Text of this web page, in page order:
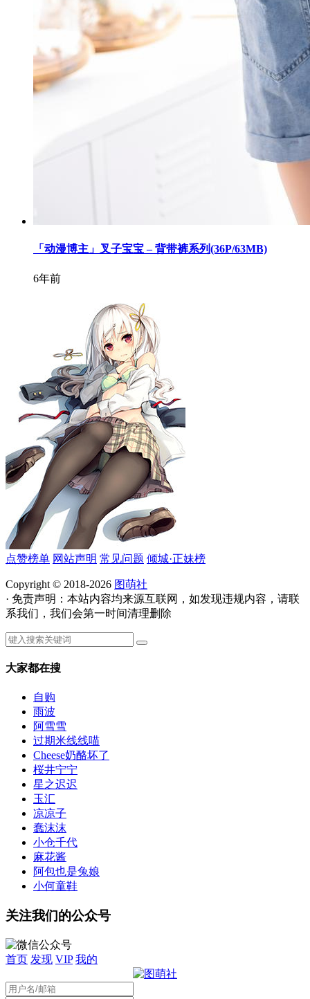
「动漫博主」叉子宝宝 – 背带裤系列(36P/63MB)
6年前
点赞榜单 网站声明 常见问题 倾城·正妹榜
Copyright © 2018-2026 图萌社
· 免责声明：本站内容均来源互联网，如发现违规内容，请联
系我们，我们会第一时间清理删除
大家都在搜
自购
雨波
阿雪雪
过期米线线喵
Cheese奶酪坏了
桜井宁宁
星之迟迟
玉汇
凉凉子
蠢沫沫
小仓千代
麻花酱
阿包也是兔娘
小何童鞋
关注我们的公众号
首页 发现 VIP 我的